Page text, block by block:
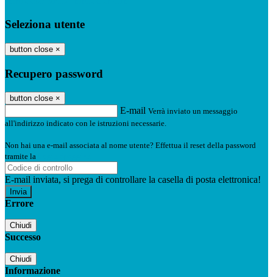
Seleziona utente
button close ×
Recupero password
button close ×
E-mail Verrà inviato un messaggio
all'indirizzo indicato con le istruzioni necessarie.
Non hai una e-mail associata al nome utente? Effettua il reset della password
tramite la
E-mail inviata, si prega di controllare la casella di posta elettronica!
Errore
Chiudi
Successo
Chiudi
Informazione